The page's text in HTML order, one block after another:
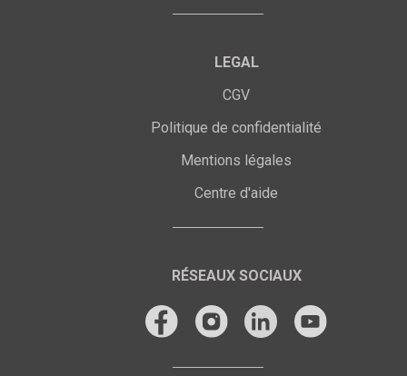
LEGAL
CGV
Politique de confidentialité
Mentions légales
Centre d'aide
RÉSEAUX SOCIAUX